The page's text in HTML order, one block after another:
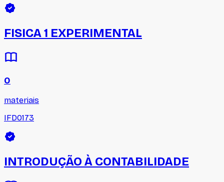
FISICA 1 EXPERIMENTAL
0
materiais
IFD0173
INTRODUÇÃO À CONTABILIDADE